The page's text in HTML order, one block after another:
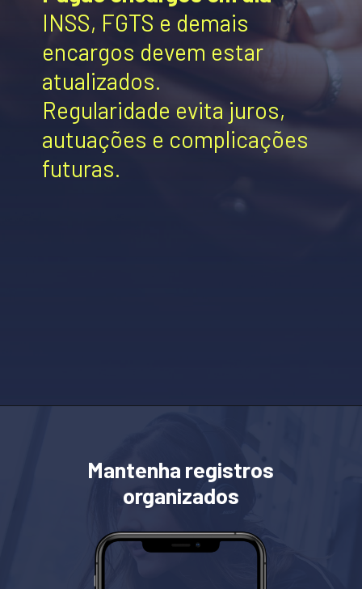
INSS, FGTS e demais
encargos devem estar
atualizados.
Regularidade evita juros,
autuações e complicações
futuras.
Mantenha registros
organizados